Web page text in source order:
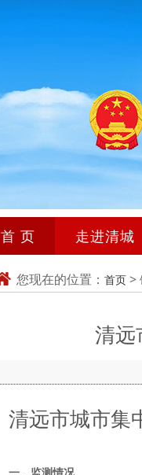
首 页 走进清城
您现在的位置： 首页 >
清远
清远市城市集